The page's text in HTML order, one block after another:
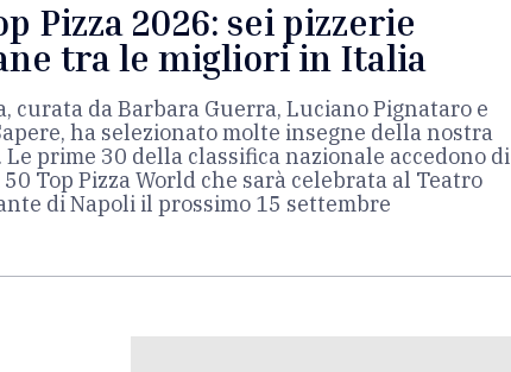
Pizza 2026: sei pizzerie
tra le migliori in Italia
curata da Barbara Guerra, Luciano Pignataro e
ha selezionato molte insegne della nostra
Le prime 30 della classifica nazionale accedono di
Top Pizza World che sarà celebrata al Teatro
di Napoli il prossimo 15 settembre